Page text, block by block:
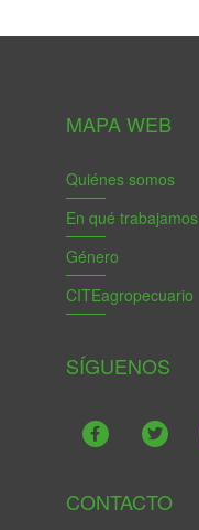
MAPA WEB
Quiénes somos
En qué trabajamos
Género
CITEagropecuario
SÍGUENOS
CONTACTO